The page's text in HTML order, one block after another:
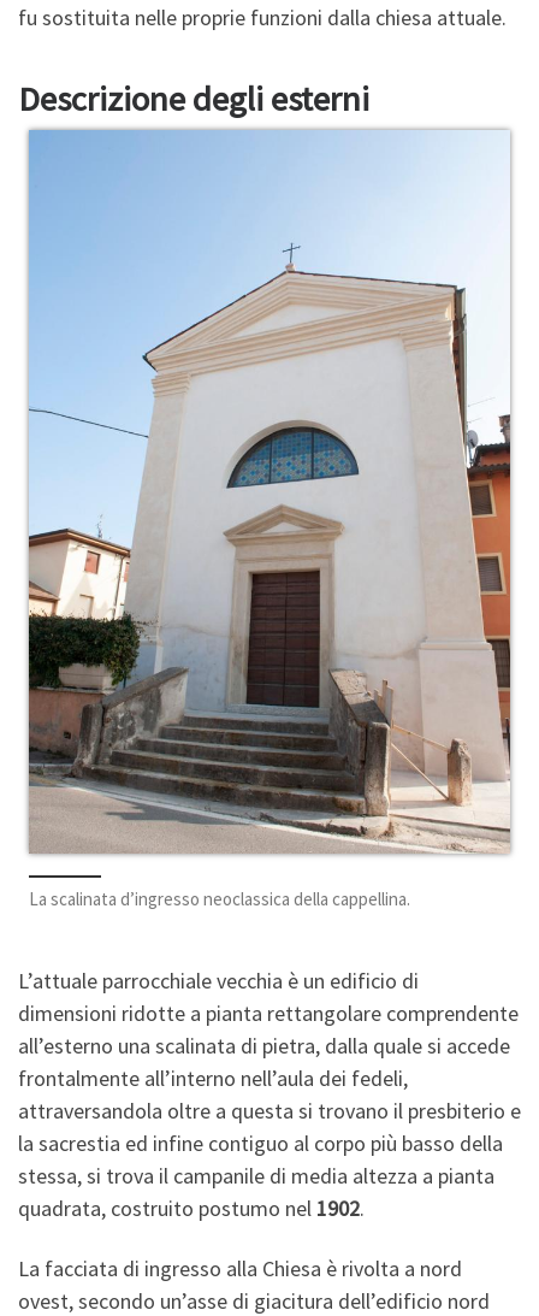
fu sostituita nelle proprie funzioni dalla chiesa attuale.
Descrizione degli esterni
La scalinata d’ingresso neoclassica della cappellina.
L’attuale parrocchiale vecchia è un edificio di
dimensioni ridotte a pianta rettangolare comprendente
all’esterno una scalinata di pietra, dalla quale si accede
frontalmente all’interno nell’aula dei fedeli,
attraversandola oltre a questa si trovano il presbiterio e
la sacrestia ed infine contiguo al corpo più basso della
stessa, si trova il campanile di media altezza a pianta
quadrata, costruito postumo nel 1902.
La facciata di ingresso alla Chiesa è rivolta a nord
ovest, secondo un’asse di giacitura dell’edificio nord